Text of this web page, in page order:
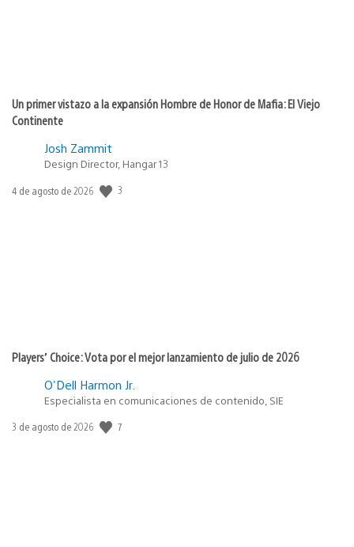
Un primer vistazo a la expansión Hombre de Honor de Mafia: El Viejo
Continente
Josh Zammit
Design Director, Hangar 13
Fecha
4 de agosto de 2026 3
Players’ Choice: Vota por el mejor lanzamiento de julio de 2026
O'Dell Harmon Jr.
Especialista en comunicaciones de contenido, SIE
Fecha
3 de agosto de 2026 7